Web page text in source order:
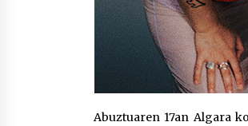
Abuztuaren 17an Algara